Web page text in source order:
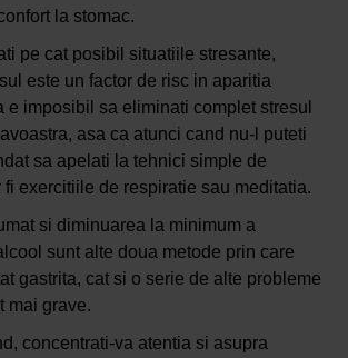
la stomac.
pe cat posibil situatiile stresante,
este un factor de risc in aparitia
e imposibil sa eliminati complet stresul
asa ca atunci cand nu-l puteti
sa apelati la tehnici simple de
fi exercitiile de respiratie sau meditatia.
si diminuarea la minimum a
sunt alte doua metode prin care
gastrita, cat si o serie de alte probleme
mai grave.
concentrati-va atentia si asupra